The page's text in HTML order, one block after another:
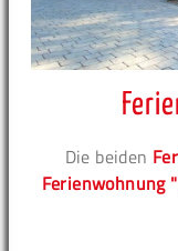
Die beiden
Ferienwohnung